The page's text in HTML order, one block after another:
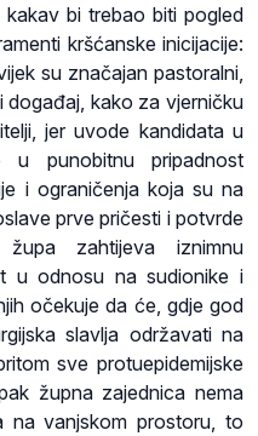
bi trebao biti pogled
kršćanske inicijacije:
su značajan pastoralni,
događaj, kako za vjerničku
jer uvode kandidata u
punobitnu pripadnost
i ograničenja koja su na
prve pričesti i potvrde
zahtijeva iznimnu
u odnosu na sudionike i
očekuje da će, gdje god
slavlja održavati na
sve protuepidemijske
župna zajednica nema
na vanjskom prostoru, to